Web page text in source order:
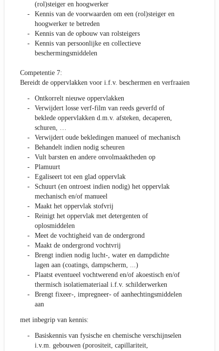
(rol)steiger en hoogwerker
Kennis van de voorwaarden om een (rol)steiger en
hoogwerker te betreden
Kennis van de opbouw van rolsteigers
Kennis van persoonlijke en collectieve
beschermingsmiddelen
Competentie 7:
Bereidt de oppervlakken voor i.f.v. beschermen en verfraaien
Ontkorrelt nieuwe oppervlakken
Verwijdert losse verf-film van reeds geverfd of
beklede oppervlakken d.m.v. afsteken, decaperen,
schuren, …
Verwijdert oude bekledingen manueel of mechanisch
Behandelt indien nodig scheuren
Vult barsten en andere onvolmaaktheden op
Plamuurt
Egaliseert tot een glad oppervlak
Schuurt (en ontroest indien nodig) het oppervlak
mechanisch en/of manueel
Maakt het oppervlak stofvrij
Reinigt het oppervlak met detergenten of
oplosmiddelen
Meet de vochtigheid van de ondergrond
Maakt de ondergrond vochtvrij
Brengt indien nodig lucht-, water en dampdichte
lagen aan (coatings, dampscherm, ...)
Plaatst eventueel vochtwerend en/of akoestisch en/of
thermisch isolatiemateriaal i.f.v. schilderwerken
Brengt fixeer-, impregneer- of aanhechtingsmiddelen
aan
met inbegrip van kennis:
Basiskennis van fysische en chemische verschijnselen
i.v.m. gebouwen (porositeit, capillariteit,